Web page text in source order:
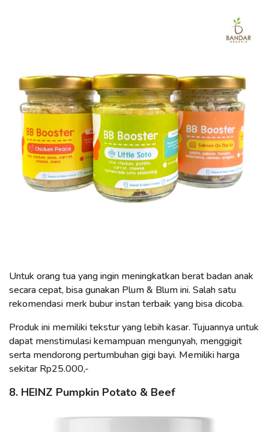
Untuk orang tua yang ingin meningkatkan berat badan anak
secara cepat, bisa gunakan Plum & Blum ini. Salah satu
rekomendasi merk bubur instan terbaik yang bisa dicoba.
Produk ini memiliki tekstur yang lebih kasar. Tujuannya untuk
dapat menstimulasi kemampuan mengunyah, menggigit
serta mendorong pertumbuhan gigi bayi. Memiliki harga
sekitar Rp25.000,-
8. HEINZ Pumpkin Potato & Beef